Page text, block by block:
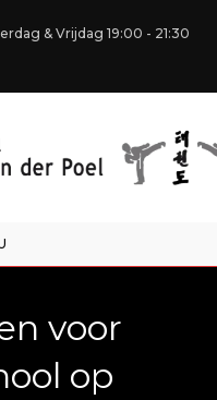
& Vrijdag 19:00 - 21:30
voor
op